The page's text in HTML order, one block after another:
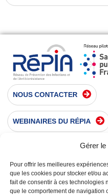
Gérer le
Pour offrir les meilleures
que les cookies pour stocker et/ou
fait de consentir à ces technologies
que le comportement de navigation
NOUS CONTACTER
WEBINAIRES DU RÉPIA
S'INSCRIRE À LA